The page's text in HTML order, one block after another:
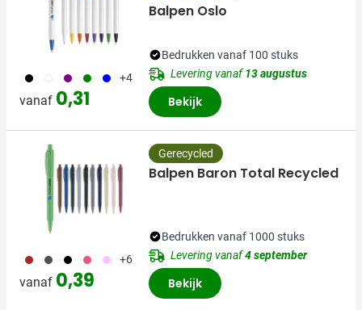
001 002 024 004 005 +4
vanaf 0,31
Balpen Oslo
Bedrukken vanaf 100 stuks
Levering vanaf13 augustus
Bekijk
011 099 001 771 376 +6
vanaf 0,39
Gerecycled
Balpen Baron Total Recycled
Bedrukken vanaf 1000 stuks
Levering vanaf4 september
Bekijk